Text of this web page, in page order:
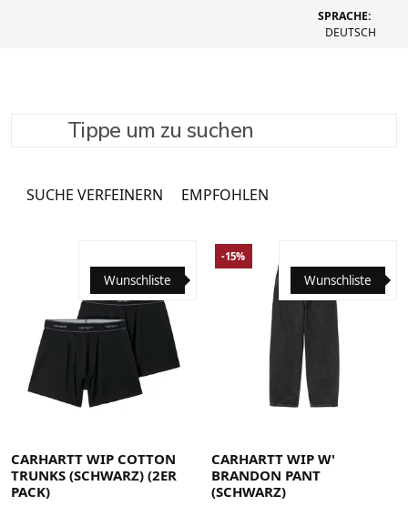
SPRACHE:
DEUTSCH
Tippe um zu suchen
Jacken & Mäntel1082 Produkte
SUCHE VERFEINERN EMPFOHLEN
Wunschliste
CARHARTT WIP COTTON
TRUNKS (SCHWARZ) (2ER
PACK)
Wunschliste
-15%
CARHARTT WIP W'
BRANDON PANT
(SCHWARZ)